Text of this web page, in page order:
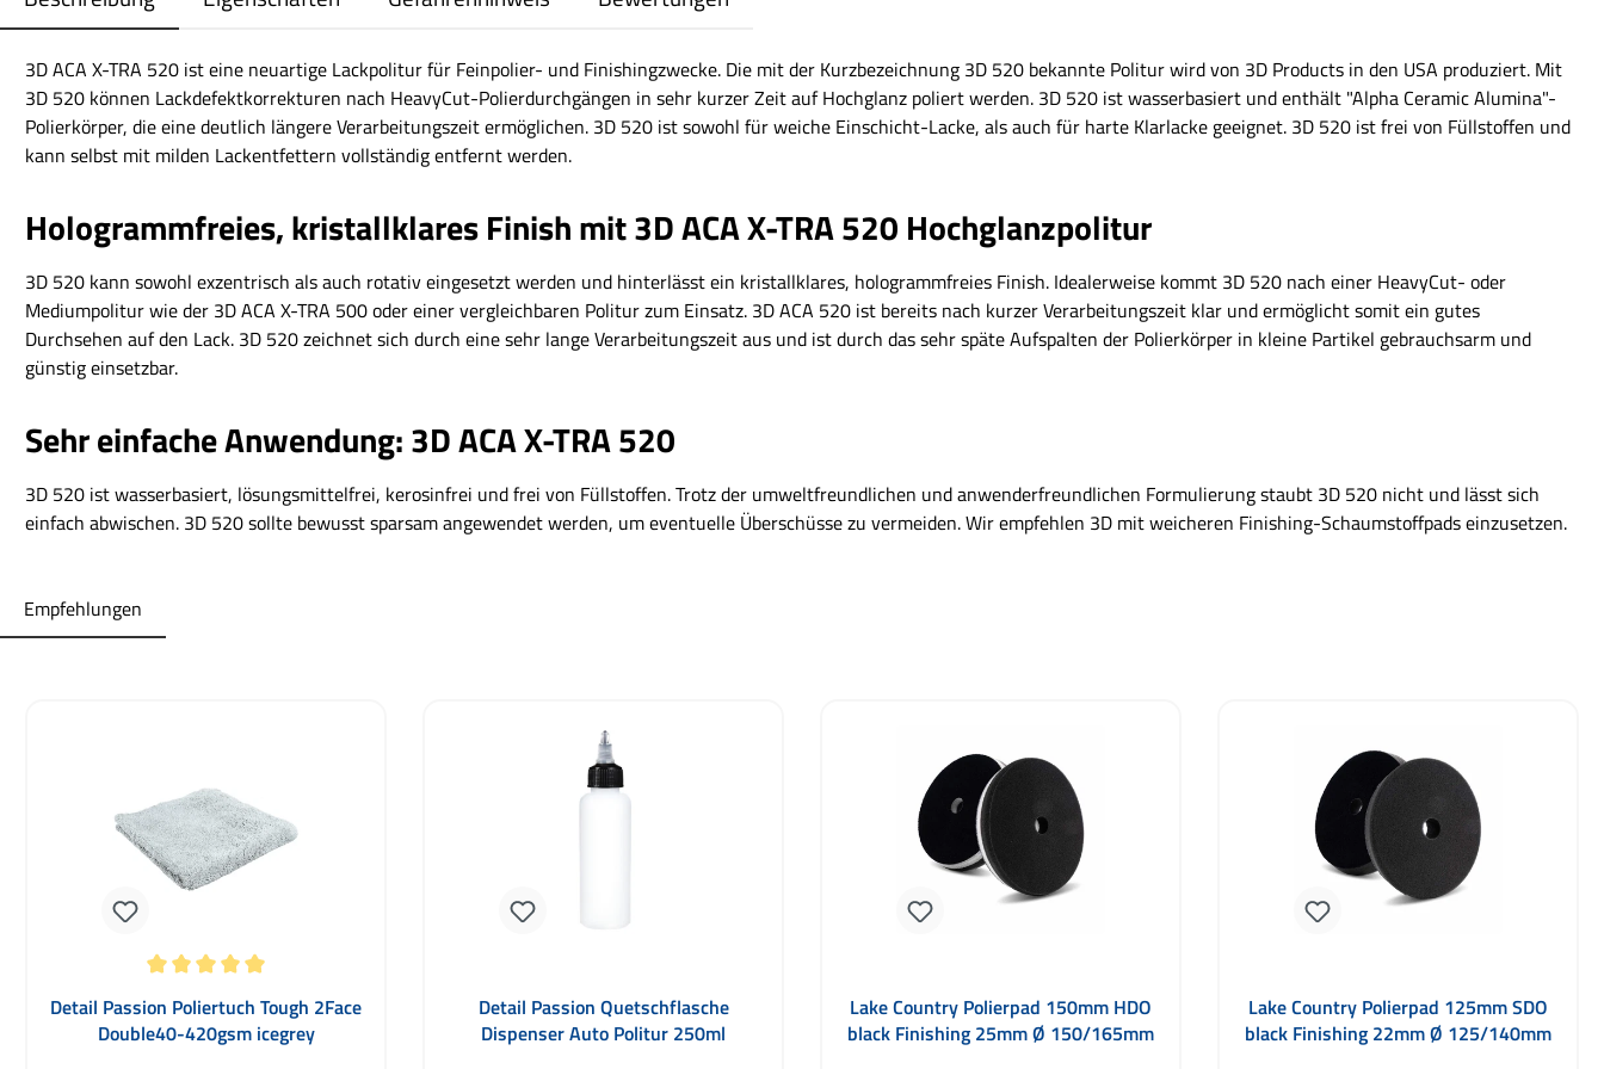
3D ACA X-TRA 520 ist eine neuartige Lackpolitur für Feinpolier- und Finishingzwecke. Die mit der Kurzbezeichnung 3D 520 bekannte Politur wird von 3D Products in den USA produziert. Mit
3D 520 können Lackdefektkorrekturen nach HeavyCut-Polierdurchgängen in sehr kurzer Zeit auf Hochglanz poliert werden. 3D 520 ist wasserbasiert und enthält "Alpha Ceramic Alumina"-
Polierkörper, die eine deutlich längere Verarbeitungszeit ermöglichen. 3D 520 ist sowohl für weiche Einschicht-Lacke, als auch für harte Klarlacke geeignet. 3D 520 ist frei von Füllstoffen und
kann selbst mit milden Lackentfettern vollständig entfernt werden.
Hologrammfreies, kristallklares Finish mit 3D ACA X-TRA 520 Hochglanzpolitur
3D 520 kann sowohl exzentrisch als auch rotativ eingesetzt werden und hinterlässt ein kristallklares, hologrammfreies Finish. Idealerweise kommt 3D 520 nach einer HeavyCut- oder
Mediumpolitur wie der 3D ACA X-TRA 500 oder einer vergleichbaren Politur zum Einsatz. 3D ACA 520 ist bereits nach kurzer Verarbeitungszeit klar und ermöglicht somit ein gutes
Durchsehen auf den Lack. 3D 520 zeichnet sich durch eine sehr lange Verarbeitungszeit aus und ist durch das sehr späte Aufspalten der Polierkörper in kleine Partikel gebrauchsarm und
günstig einsetzbar.
Sehr einfache Anwendung: 3D ACA X-TRA 520
3D 520 ist wasserbasiert, lösungsmittelfrei, kerosinfrei und frei von Füllstoffen. Trotz der umweltfreundlichen und anwenderfreundlichen Formulierung staubt 3D 520 nicht und lässt sich
einfach abwischen. 3D 520 sollte bewusst sparsam angewendet werden, um eventuelle Überschüsse zu vermeiden. Wir empfehlen 3D mit weicheren Finishing-Schaumstoffpads einzusetzen.
Empfehlungen
Durchschnittliche Bewertung von 5 von 5 Sternen
Detail Passion Poliertuch Tough 2Face
Double40-420gsm icegrey
Detail Passion Quetschflasche
Dispenser Auto Politur 250ml
Lake Country Polierpad 150mm HDO
black Finishing 25mm Ø 150/165mm
Lake Country Polierpad 125mm SDO
black Finishing 22mm Ø 125/140mm